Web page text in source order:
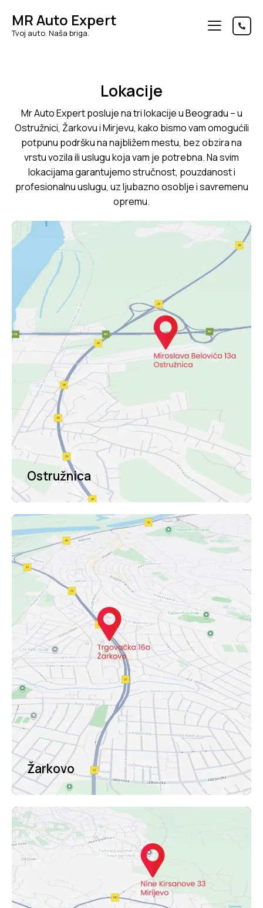
MR Auto Expert
Tvoj auto. Naša briga.
Lokacije
Mr Auto Expert posluje na tri lokacije u Beogradu – u
Ostružnici, Žarkovu i Mirjevu, kako bismo vam omogućili
potpunu podršku na najbližem mestu, bez obzira na
vrstu vozila ili uslugu koja vam je potrebna. Na svim
lokacijama garantujemo stručnost, pouzdanost i
profesionalnu uslugu, uz ljubazno osoblje i savremenu
opremu.
Ostružnica
Žarkovo